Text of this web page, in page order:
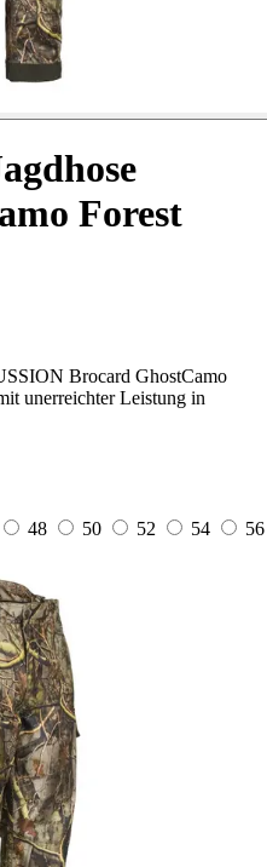
Forest
Brocard GhostCamo
unerreichter Leistung in
48 50 52 54
56